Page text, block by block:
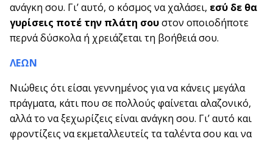
ανάγκη σου. Γι’ αυτό, ο κόσμος να χαλάσει, εσύ δε θα
γυρίσεις ποτέ την πλάτη σουστον οποιοδήποτε
περνά δύσκολα ή χρειάζεται τη βοήθειά σου.
ΛΕΩΝ
Νιώθεις ότι είσαι γεννημένος για να κάνεις μεγάλα
πράγματα, κάτι που σε πολλούς φαίνεται αλαζονικό,
αλλά το να ξεχωρίζεις είναι ανάγκη σου. Γι’ αυτό και
φροντίζεις να εκμεταλλευτείς τα ταλέντα σου και να